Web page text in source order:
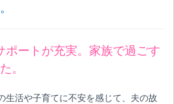
ポートが充実。家族で過ごす
。
活や子育てに不安を感じて、夫の故